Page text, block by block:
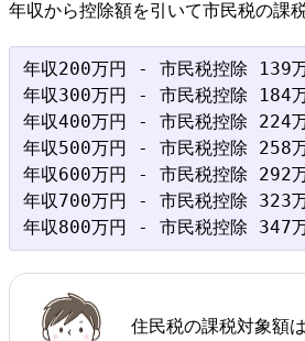
年収から控除額を引いて市民税の課
年収200万円 - 市民税控除 139
年収300万円 - 市民税控除 184
年収400万円 - 市民税控除 224
年収500万円 - 市民税控除 258
年収600万円 - 市民税控除 292
年収700万円 - 市民税控除 323
住民税の課税対象額